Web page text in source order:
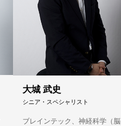
大城 武史
シニア・スペシャリスト
ブレインテック、神経科学（脳